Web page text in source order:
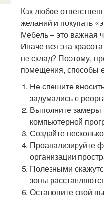
Как любое
желаний и покупать
Мебель – это важная
Иначе вся эта
не склад? Поэтому,
помещения, способы
Не спешите
задумались о
Выполните замеры
компьютерной
Создайте
Проанализируйте
организации
Полезными
зоны
Остановите свой